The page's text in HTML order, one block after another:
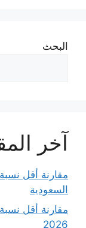
البحث
آخر
السعودية
مقارنة أقل
2026